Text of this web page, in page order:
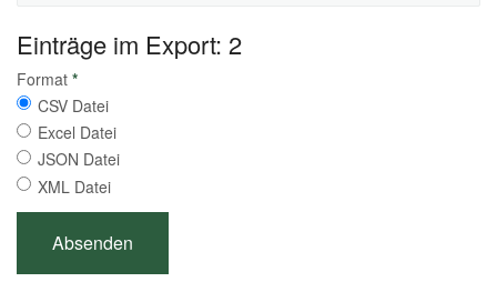
Einträge im Export: 2
Format *
CSV Datei
Excel Datei
JSON Datei
XML Datei